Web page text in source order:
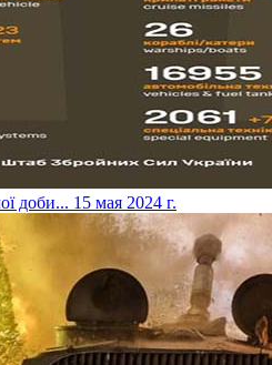
доби... 15 мая 2024 г.